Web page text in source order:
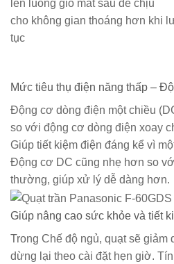
lên luồng gió mát sâu dễ chịu
cho không gian thoáng hơn khi
tục
Mức tiêu thụ điện năng thấp –
Động cơ dòng điện một chiều
so với động cơ dòng điện xoay
Giúp tiết kiệm điện đáng kể vì
Động cơ DC cũng nhẹ hơn so
thường, giúp xử lý dễ dàng hơn.
Giúp nâng cao sức khỏe và tiết
Trong Chế độ ngủ, quạt sẽ giảm
dừng lại theo cài đặt hẹn giờ.